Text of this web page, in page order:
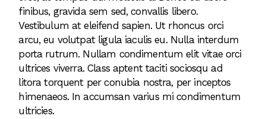
finibus, gravida sem sed, convallis libero.
Vestibulum at eleifend sapien. Ut rhoncus orci
arcu, eu volutpat ligula iaculis eu. Nulla interdum
porta rutrum. Nullam condimentum elit vitae orci
ultrices viverra. Class aptent taciti sociosqu ad
litora torquent per conubia nostra, per inceptos
himenaeos. In accumsan varius mi condimentum
ultricies.